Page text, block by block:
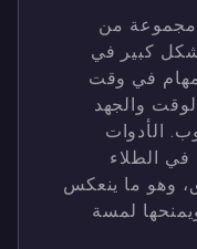
مجموعة من
كبير في
في وقت
والجهد
الأدوات
في الطلاء
وهو ما ينعكس
لمسة